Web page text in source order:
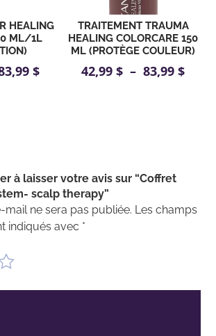
HEALING
ML/1L
$Plage
TRAITEMENT TRAUMA
HEALING COLORCARE 150
ML (PROTÈGE COULEUR)
42,99$ – 83,99$
à laisser votre avis sur “Coffret
scalp therapy”
mail ne sera pas publiée. Les champs
indiqués avec *